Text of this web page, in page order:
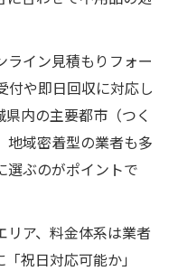
ライン見積もりフォー
付や即日回収に対応し
内の主要都市（つく
地域密着型の業者も多
選ぶのがポイントで
リア、料金体系は業者
祝日対応可能か」